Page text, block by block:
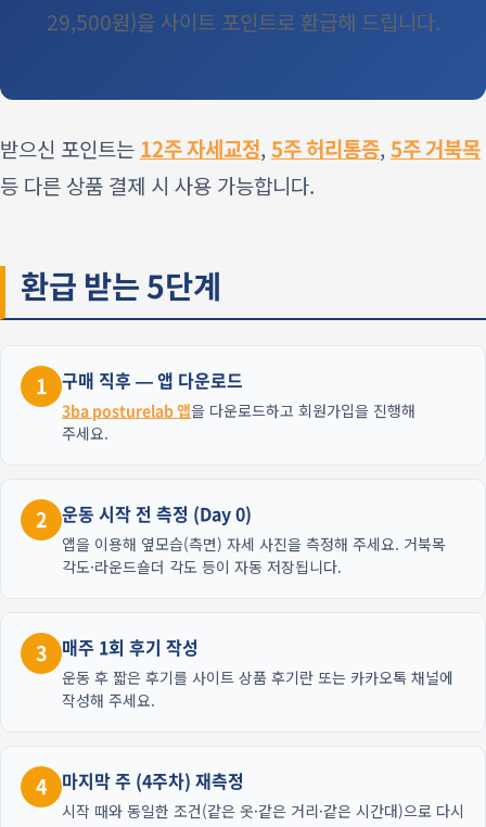
29,500원)을 사이트 포인트로 환급해 드립니다.
받으신 포인트는 12주 자세교정, 5주 허리통증, 5주 거북목
등 다른 상품 결제 시 사용 가능합니다.
환급 받는 5단계
1 구매 직후 — 앱 다운로드
3ba posturelab 앱을 다운로드하고 회원가입을 진행해
주세요.
2 운동 시작 전 측정 (Day 0)
앱을 이용해 옆모습(측면) 자세 사진을 측정해 주세요. 거북목
각도·라운드숄더 각도 등이 자동 저장됩니다.
3 매주 1회 후기 작성
운동 후 짧은 후기를 사이트 상품 후기란 또는 카카오톡 채널에
작성해 주세요.
4 마지막 주 (4주차) 재측정
시작 때와 동일한 조건(같은 옷·같은 거리·같은 시간대)으로 다시